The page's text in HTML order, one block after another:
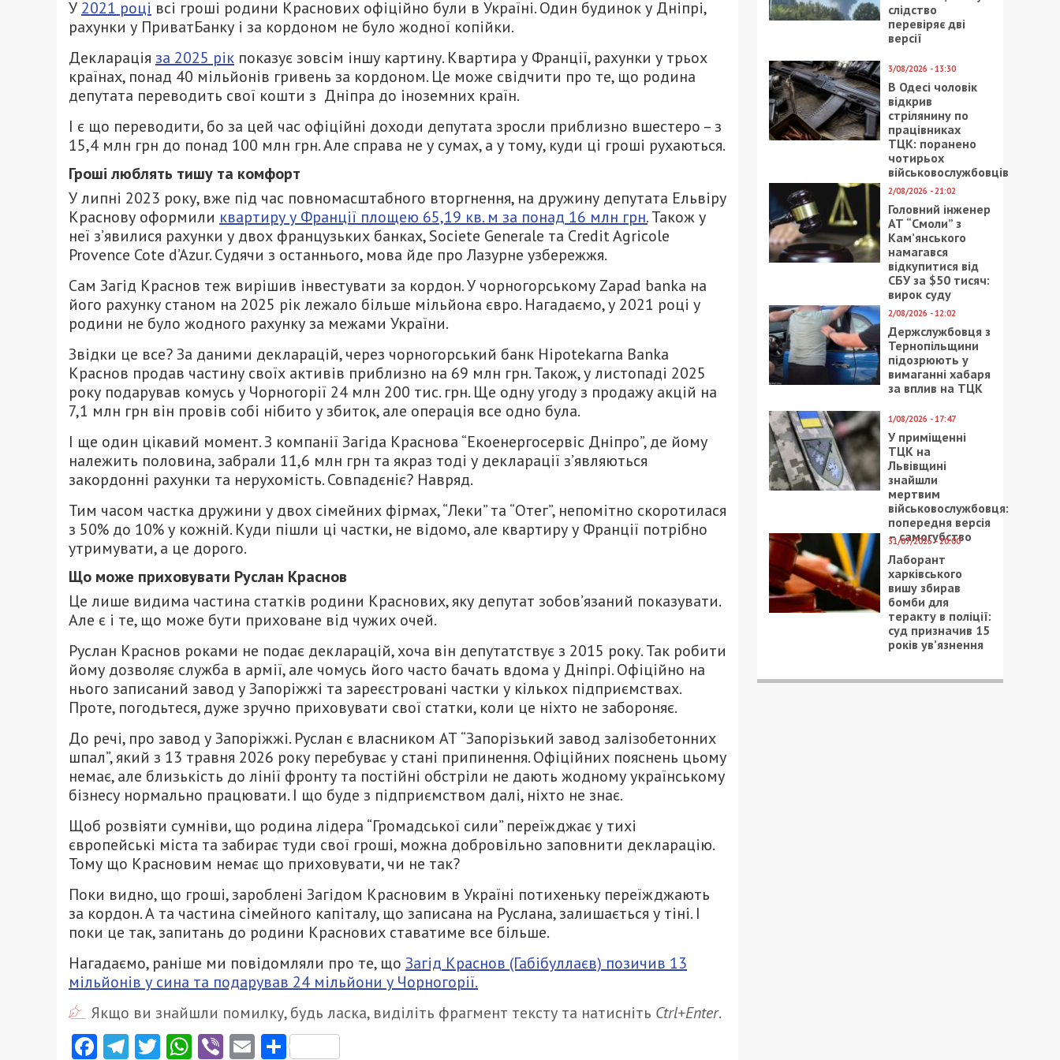
У 2021 році всі гроші родини Краснових офіційно були в Україні. Один будинок у Дніпрі,
рахунки у ПриватБанку і за кордоном не було жодної копійки.
Декларація за 2025 рік показує зовсім іншу картину. Квартира у Франції, рахунки у трьох
країнах, понад 40 мільйонів гривень за кордоном. Це може свідчити про те, що родина
депутата переводить свої кошти з Дніпра до іноземних країн.
І є що переводити, бо за цей час офіційні доходи депутата зросли приблизно вшестеро – з
15,4 млн грн до понад 100 млн грн. Але справа не у сумах, а у тому, куди ці гроші рухаються.
Гроші люблять тишу та комфорт
У липні 2023 року, вже під час повномасштабного вторгнення, на дружину депутата Ельвіру
Краснову оформили квартиру у Франції площею 65,19 кв. м за понад 16 млн грн.Також у
неї з’явилися рахунки у двох французьких банках, Societe Generale та Credit Agricole
Provence Cote d’Azur. Судячи з останнього, мова йде про Лазурне узбережжя.
Сам Загід Краснов теж вирішив інвестувати за кордон. У чорногорському Zapad banka на
його рахунку станом на 2025 рік лежало більше мільйона євро. Нагадаємо, у 2021 році у
родини не було жодного рахунку за межами України.
Звідки це все? За даними декларацій, через чорногорський банк Hipotekarna Banka
Краснов продав частину своїх активів приблизно на 69 млн грн. Також, у листопаді 2025
року подарував комусь у Чорногорії 24 млн 200 тис. грн. Ще одну угоду з продажу акцій на
7,1 млн грн він провів собі нібито у збиток, але операція все одно була.
І ще один цікавий момент. З компанії Загіда Краснова “Екоенергосервіс Дніпро”, де йому
належить половина, забрали 11,6 млн грн та якраз тоді у декларації з’являються
закордонні рахунки та нерухомість. Совпадєніє? Навряд.
Тим часом частка дружини у двох сімейних фірмах, “Леки” та “Отег”, непомітно скоротилася
з 50% до 10% у кожній. Куди пішли ці частки, не відомо, але квартиру у Франції потрібно
утримувати, а це дорого.
Що може приховувати Руслан Краснов
Це лише видима частина статків родини Краснових, яку депутат зобов’язаний показувати.
Але є і те, що може бути приховане від чужих очей.
Руслан Краснов роками не подає декларацій, хоча він депутатствує з 2015 року. Так робити
йому дозволяє служба в армії, але чомусь його часто бачать вдома у Дніпрі. Офіційно на
нього записаний завод у Запоріжжі та зареєстровані частки у кількох підприємствах.
Проте, погодьтеся, дуже зручно приховувати свої статки, коли це ніхто не забороняє.
До речі, про завод у Запоріжжі. Руслан є власником АТ “Запорізький завод залізобетонних
шпал”, який з 13 травня 2026 року перебуває у стані припинення. Офіційних пояснень цьому
немає, але близькість до лінії фронту та постійні обстріли не дають жодному українському
бізнесу нормально працювати. І що буде з підприємством далі, ніхто не знає.
Щоб розвіяти сумніви, що родина лідера “Громадської сили” переїжджає у тихі
європейські міста та забирає туди свої гроші, можна добровільно заповнити декларацію.
Тому що Красновим немає що приховувати, чи не так?
Поки видно, що гроші, зароблені Загідом Красновим в Україні потихеньку переїжджають
за кордон. А та частина сімейного капіталу, що записана на Руслана, залишається у тіні. І
поки це так, запитань до родини Краснових ставатиме все більше.
Нагадаємо, раніше ми повідомляли про те, що Загід Краснов (Габібуллаєв) позичив 13
мільйонів у сина та подарував 24 мільйони у Чорногорії.
Якщо ви знайшли помилку, будь ласка, виділіть фрагмент тексту та натисніть Ctrl+Enter.
Facebook
Telegram
Twitter
WhatsApp
ViberEmailПоділитися
слідство
перевіряє дві
версії
3/08/2026 - 13:30
В Одесі чоловік
відкрив
стрілянину по
працівниках
ТЦК: поранено
чотирьох
військовослужбовців
2/08/2026 - 21:02
Головний інженер
АТ “Смоли” з
Кам’янського
намагався
відкупитися від
СБУ за $50 тисяч:
вирок суду
2/08/2026 - 12:02
Держслужбовця з
Тернопільщини
підозрюють у
вимаганні хабаря
за вплив на ТЦК
1/08/2026 - 17:47
У приміщенні
ТЦК на
Львівщині
знайшли
мертвим
військовослужбовця:
попередня версія
– самогубство
31/07/2026 - 20:00
Лаборант
харківського
вишу збирав
бомби для
теракту в поліції:
суд призначив 15
років ув’язнення